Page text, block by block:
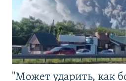
"Может ударить, как